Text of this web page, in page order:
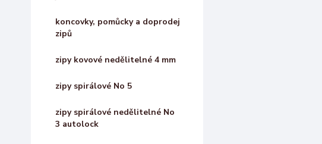
koncovky, pomůcky a doprodej
zipů
zipy kovové nedělitelné 4 mm
zipy spirálové No 5
zipy spirálové nedělitelné No
3 autolock